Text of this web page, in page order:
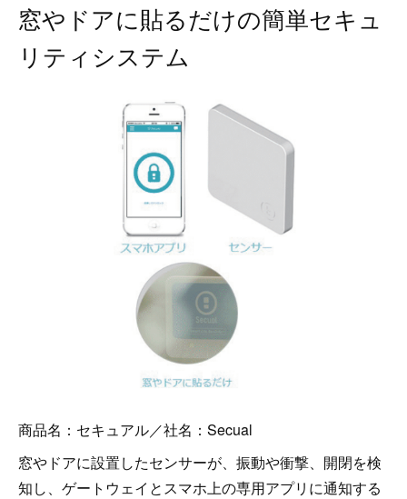
窓やドアに貼るだけの簡単セキュ
リティシステム
商品名：セキュアル／社名：Secual
窓やドアに設置したセンサーが、振動や衝撃、開閉を検
知し、ゲートウェイとスマホ上の専用アプリに通知する